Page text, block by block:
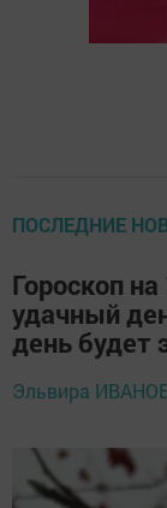
ПОСЛЕДНИЕ
Гороскоп
удачный
день будет
Эльвира